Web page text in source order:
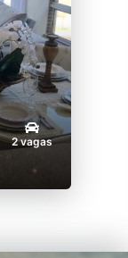
2 vagas